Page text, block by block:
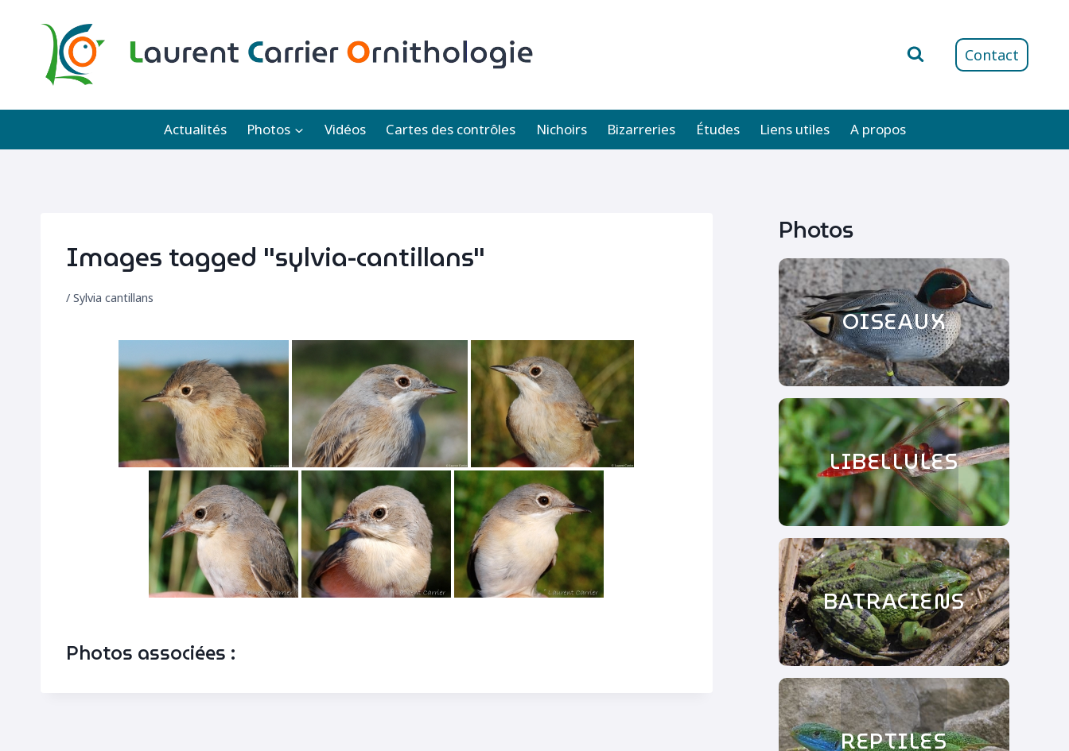
Contact
Actualités Photos Vidéos Cartes des contrôles Nichoirs Bizarreries Études Liens utiles A propos
Images tagged "sylvia-cantillans"
/ Sylvia cantillans
Photos associées :
Photos
OISEAUX
LIBELLULES
BATRACIENS
REPTILES